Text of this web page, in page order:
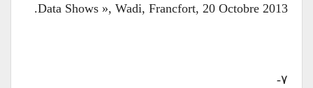
Data Shows », Wadi, Francfort, 20 Octobre 2013.